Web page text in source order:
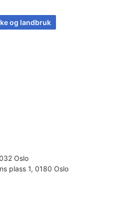
og landbruk
Oslo
plass 1, 0180 Oslo